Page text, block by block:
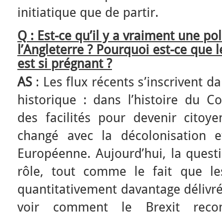
initiatique que de partir.
Q : Est-ce qu’il y a vraiment une
l’Angleterre ? Pourquoi est-ce que
est si prégnant ?
AS : Les flux récents s’inscrivent
historique : dans l’histoire du
des facilités pour devenir
changé avec la décolonisation
Européenne. Aujourd’hui, la
rôle, tout comme le fait que
quantitativement davantage
voir comment le Brexit